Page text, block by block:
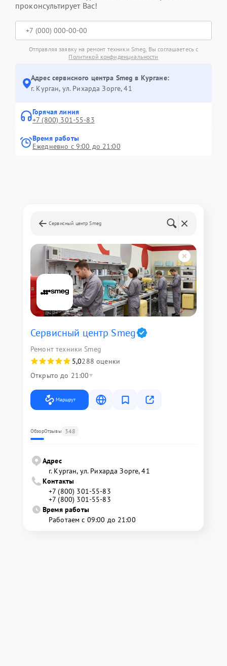
проконсультирует Вас!
Отправляя заявку на ремонт техники Smeg, Вы соглашаетесь с
Политикой конфиденциальности
Адрес сервисного центра Smeg в Кургане:
г. Курган, ул. Рихарда Зорге, 41
Горячая линия
+7 (800) 301-55-83
Время работы
Ежедневно с 9:00 до 21:00
Сервисный центр Smeg
Сервисный центр Smeg
Ремонт техники Smeg
5,0288 оценки
Открыто до 21:00
Маршрут
ОбзорОтзывы 348
Адрес
г. Курган, ул. Рихарда Зорге, 41
Контакты
+7 (800) 301-55-83
+7 (800) 301-55-83
Время работы
Работаем с 09:00 до 21:00